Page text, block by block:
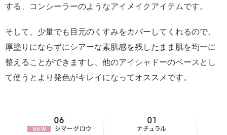
する、コンシーラーのようなアイメイクアイテムです。
そして、少量でも目元のくすみをカバーしてくれるので、
厚塗りにならずにシアーな素肌感を残したまま肌を均一に
整えることができますし、他のアイシャドーのベースとし
て使うとより発色がキレイになってオススメです。